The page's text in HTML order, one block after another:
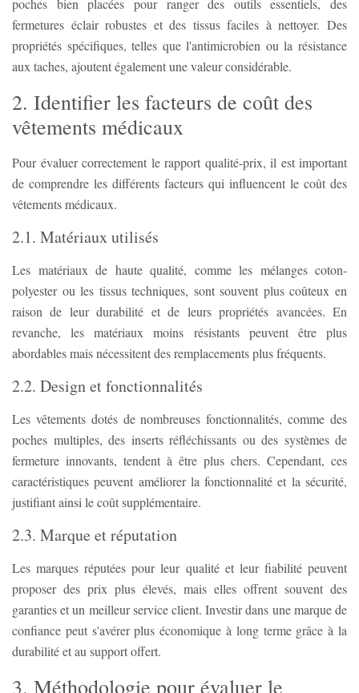
poches bien placées pour ranger des outils essentiels, des
fermetures éclair robustes et des tissus faciles à nettoyer. Des
propriétés spécifiques, telles que l'antimicrobien ou la résistance
aux taches, ajoutent également une valeur considérable.
2. Identifier les facteurs de coût des
vêtements médicaux
Pour évaluer correctement le rapport qualité-prix, il est important
de comprendre les différents facteurs qui influencent le coût des
vêtements médicaux.
2.1. Matériaux utilisés
Les matériaux de haute qualité, comme les mélanges coton-
polyester ou les tissus techniques, sont souvent plus coûteux en
raison de leur durabilité et de leurs propriétés avancées. En
revanche, les matériaux moins résistants peuvent être plus
abordables mais nécessitent des remplacements plus fréquents.
2.2. Design et fonctionnalités
Les vêtements dotés de nombreuses fonctionnalités, comme des
poches multiples, des inserts réfléchissants ou des systèmes de
fermeture innovants, tendent à être plus chers. Cependant, ces
caractéristiques peuvent améliorer la fonctionnalité et la sécurité,
justifiant ainsi le coût supplémentaire.
2.3. Marque et réputation
Les marques réputées pour leur qualité et leur fiabilité peuvent
proposer des prix plus élevés, mais elles offrent souvent des
garanties et un meilleur service client. Investir dans une marque de
confiance peut s'avérer plus économique à long terme grâce à la
durabilité et au support offert.
3. Méthodologie pour évaluer le